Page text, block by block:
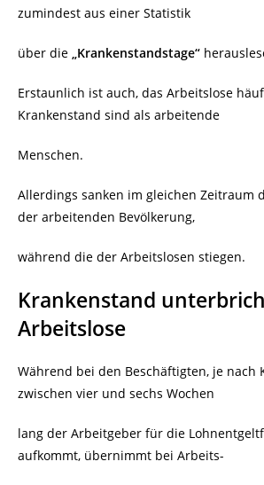
zumindest aus einer Statistik
über die „Krankenstandstage“
Erstaunlich ist auch, das Arbeitslose
Krankenstand sind als arbeitende
Menschen.
Allerdings sanken im gleichen Zeitraum
der arbeitenden Bevölkerung,
während die der Arbeitslosen stiegen.
Krankenstand
Arbeitslose
Während bei den Beschäftigten, je nach
zwischen vier und sechs Wochen
lang der Arbeitgeber für die
aufkommt, übernimmt bei Arbeits-